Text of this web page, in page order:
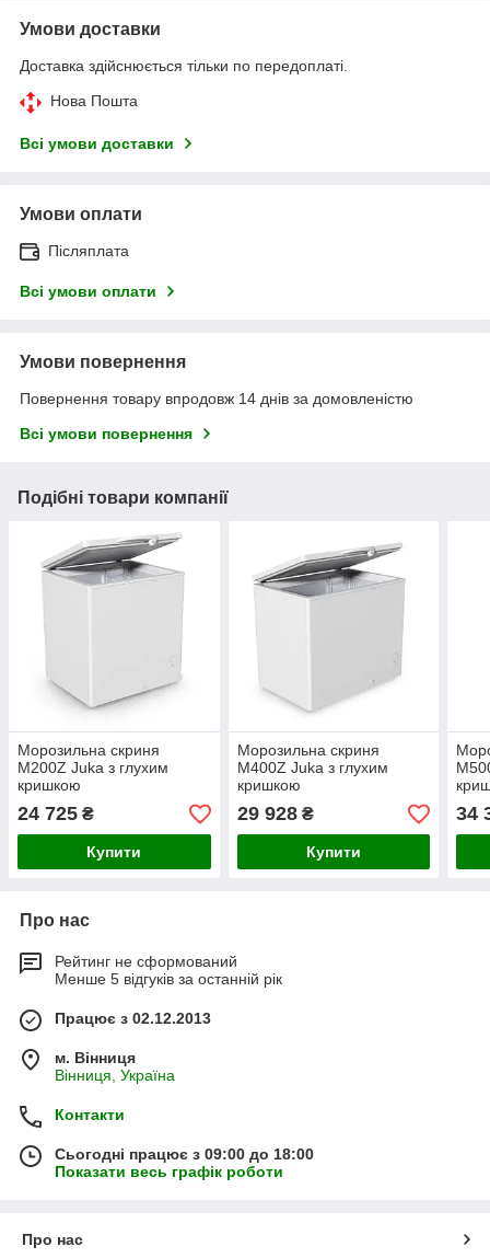
Умови доставки
Доставка здійснюється тільки по передоплаті.
Нова Пошта
Всі умови доставки
Умови оплати
Післяплата
Всі умови оплати
Умови повернення
Повернення товару впродовж 14 днів за домовленістю
Всі умови повернення
Подібні товари компанії
Морозильна скриня
M200Z Juka з глухим
кришкою
24 725 ₴
Купити
Морозильна скриня
M400Z Juka з глухим
кришкою
29 928₴
Купити
34
Про нас
Рейтинг не сформований
Менше 5 відгуків за останній рік
Працює з 02.12.2013
м. Вінниця
Вінниця, Україна
Контакти
Сьогодні працює з 09:00 до 18:00
Показати весь графік роботи
Про нас